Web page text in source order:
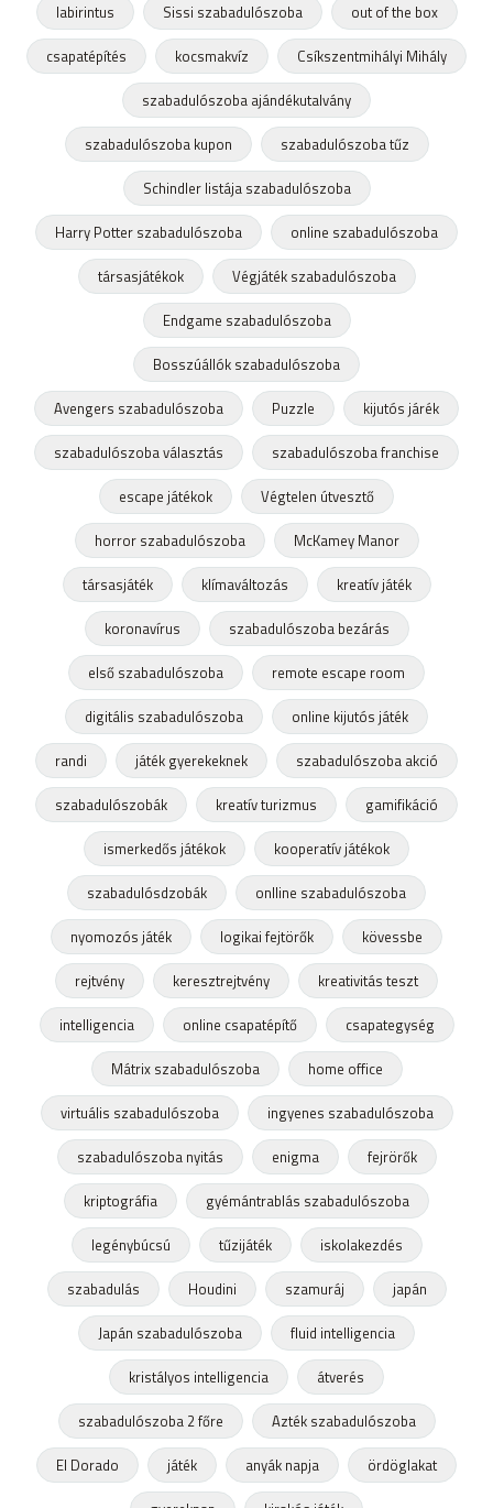
labirintus
Sissi szabadulószoba
out of the box
csapatépítés
kocsmakvíz
Csíkszentmihályi Mihály
szabadulószoba ajándékutalvány
szabadulószoba kupon
szabadulószoba tűz
Schindler listája szabadulószoba
Harry Potter szabadulószoba
online szabadulószoba
társasjátékok
Végjáték szabadulószoba
Endgame szabadulószoba
Bosszúállók szabadulószoba
Avengers szabadulószoba
Puzzle
kijutós járék
szabadulószoba választás
szabadulószoba franchise
escape játékok
Végtelen útvesztő
horror szabadulószoba
McKamey Manor
társasjáték
klímaváltozás
kreatív játék
koronavírus
szabadulószoba bezárás
első szabadulószoba
remote escape room
digitális szabadulószoba
online kijutós játék
randi
játék gyerekeknek
szabadulószoba akció
szabadulószobák
kreatív turizmus
gamifikáció
ismerkedős játékok
kooperatív játékok
szabadulósdzobák
onlline szabadulószoba
nyomozós játék
logikai fejtörők
kövessbe
rejtvény
keresztrejtvény
kreativitás teszt
intelligencia
online csapatépítő
csapategység
Mátrix szabadulószoba
home office
virtuális szabadulószoba
ingyenes szabadulószoba
szabadulószoba nyitás
enigma
fejrörők
kriptográfia
gyémántrablás szabadulószoba
legénybúcsú
tűzijáték
iskolakezdés
szabadulás
Houdini szamuráj
japán
Japán szabadulószoba
fluid intelligencia
kristályos intelligencia
átverés
szabadulószoba 2 főre
Azték szabadulószoba
El Dorado
játék anyák napja
ördöglakat